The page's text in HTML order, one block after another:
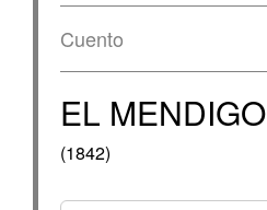
Cuento
EL MENDIGO
(1842)